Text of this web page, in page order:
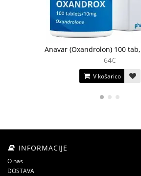
Anavar (Oxandrolon) 100
64€
V košarico
INFORMACIJE
O nas
DOSTAVA